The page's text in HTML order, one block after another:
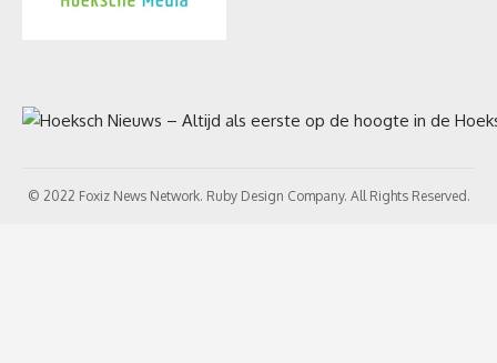
© 2022 Foxiz News Network. Ruby Design Company. All Rights Reserved.